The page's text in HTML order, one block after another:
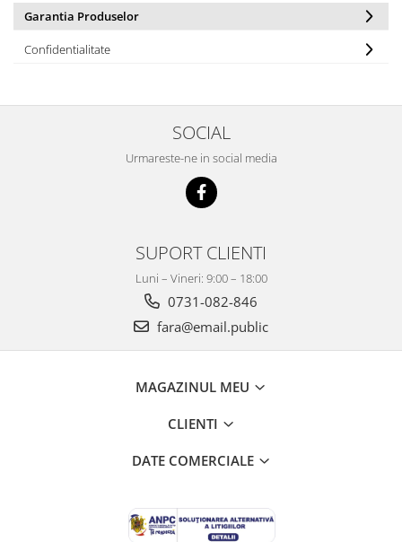
Garantia Produselor
Confidentialitate
SOCIAL
Urmareste-ne in social media
SUPORT CLIENTI
Luni – Vineri: 9:00 – 18:00
0731-082-846
fara@email.public
MAGAZINUL MEU
CLIENTI
DATE COMERCIALE